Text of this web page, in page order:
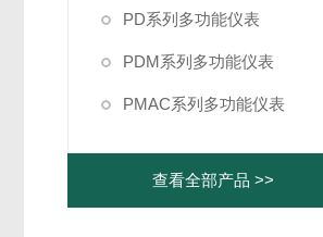
PD系列多功能仪表
PDM系列多功能仪表
PMAC系列多功能仪表
查看全部产品 >>